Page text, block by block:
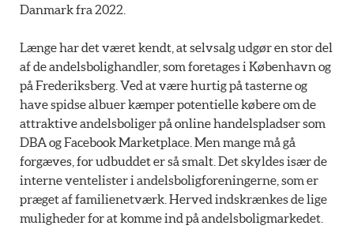
Danmark fra 2022.
Længe har det været kendt, at selvsalg udgør en stor del
af de andelsbolighandler, som foretages i København og
på Frederiksberg. Ved at være hurtig på tasterne og
have spidse albuer kæmper potentielle købere om de
attraktive andelsboliger på online handelspladser som
DBA og Facebook Marketplace. Men mange må gå
forgæves, for udbuddet er så smalt. Det skyldes især de
interne ventelister i andelsboligforeningerne, som er
præget af familienetværk. Herved indskrænkes de lige
muligheder for at komme ind på andelsboligmarkedet.